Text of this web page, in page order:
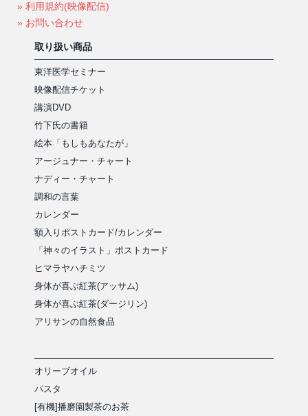
» 利用規約(映像配信)
» お問い合わせ
取り扱い商品
東洋医学セミナー
映像配信チケット
講演DVD
竹下氏の書籍
絵本「もしもあなたが」
アージュナー・チャート
ナディー・チャート
調和の言葉
カレンダー
額入りポストカード/カレンダー
「神々のイラスト」ポストカード
ヒマラヤハチミツ
身体が喜ぶ紅茶(アッサム)
身体が喜ぶ紅茶(ダージリン)
アリサンの自然食品
オリーブオイル
パスタ
[有機]播磨園製茶のお茶